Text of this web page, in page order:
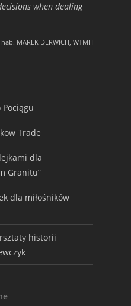
when dealing
MAREK DERWICH, WTMH
Trade
dla
Granitu”
dla miłośników
historii